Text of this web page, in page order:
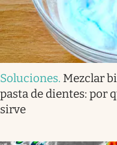
Soluciones. Mezclar
pasta de dientes: por
sirve